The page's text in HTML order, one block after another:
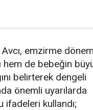
emzirme
hem de bebeğin
belirterek dengeli
önemli uyarılarda
ifadeleri kullandı;